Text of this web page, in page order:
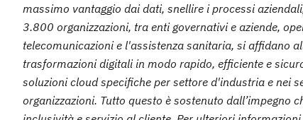
massimo vantaggio dai dati, snellire i processi
3.800 organizzazioni, tra enti governativi e aziende,
telecomunicazioni e l'assistenza sanitaria, si affidano
trasformazioni digitali in modo rapido, efficiente e
soluzioni cloud specifiche per settore d'industria e nei
organizzazioni. Tutto questo è sostenuto